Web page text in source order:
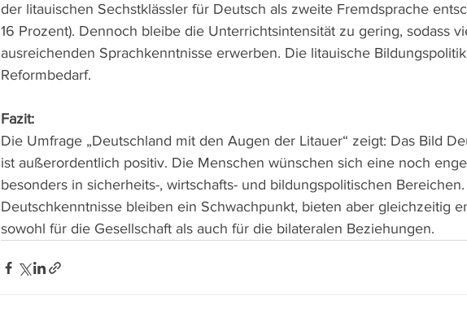
der litauischen Sechstklässler für Deutsch als zweite Fremdsprache
16 Prozent). Dennoch bleibe die Unterrichtsintensität zu gering, sodass
ausreichenden Sprachkenntnisse erwerben. Die litauische
Reformbedarf.
Fazit:
Die Umfrage „Deutschland mit den Augen der Litauer“ zeigt: Das Bild
ist außerordentlich positiv. Die Menschen wünschen sich eine noch
besonders in sicherheits-, wirtschafts- und bildungspolitischen
Deutschkenntnisse bleiben ein Schwachpunkt, bieten aber gleichzeitig
sowohl für die Gesellschaft als auch für die bilateralen Beziehungen.